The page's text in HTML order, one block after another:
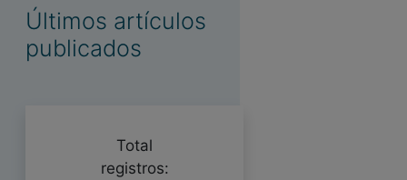
Últimos artículos
publicados
Total
registros: